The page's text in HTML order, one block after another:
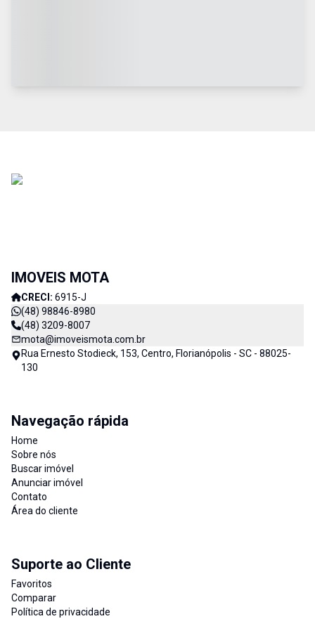
IMOVEIS MOTA
CRECI: 6915-J
(48) 98846-8980
(48) 3209-8007
mota@imoveismota.com.br
Rua Ernesto Stodieck, 153, Centro, Florianópolis - SC - 88025-
130
Navegação rápida
Home
Sobre nós
Buscar imóvel
Anunciar imóvel
Contato
Área do cliente
Suporte ao Cliente
Favoritos
Comparar
Política de privacidade